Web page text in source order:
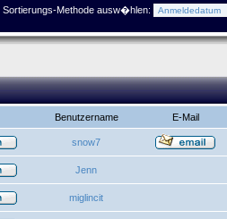
Sortierungs-Methode ausw�hlen:
Benutzername E-Mail
snow7
Jenn
miglincit